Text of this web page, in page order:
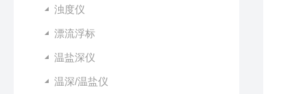
浊度仪
漂流浮标
温盐深仪
温深/温盐仪